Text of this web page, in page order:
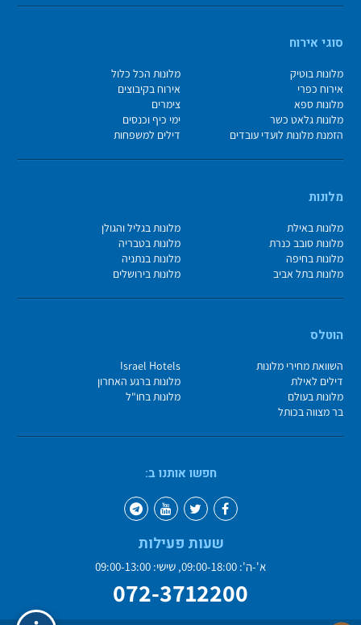
סוגי אירוח
מלונות בוטיק
מלונות הכל כלול
אירוח כפרי
אירוח בקיבוצים
מלונות ספא
צימרים
מלונות גלאט כשר
ימי כיף וכנסים
הזמנת מלונות לועדי עובדים
דילים למשפחות
מלונות
מלונות באילת
מלונות בגליל והגולן
מלונות סובב כנרת
מלונות בטבריה
מלונות בחיפה
מלונות בנתניה
מלונות בתל אביב
מלונות בירושלים
הוטלס
השוואת מחירי מלונות
Israel Hotels
דילים לאילת
מלונות ברגע האחרון
מלונות בעולם
מלונות בחו"ל
בר מצווה בכותל
חפשו אותנו ב:
שעות פעילות
א'-ה': 09:00-18:00, שישי: 09:00-13:00
072-3712200